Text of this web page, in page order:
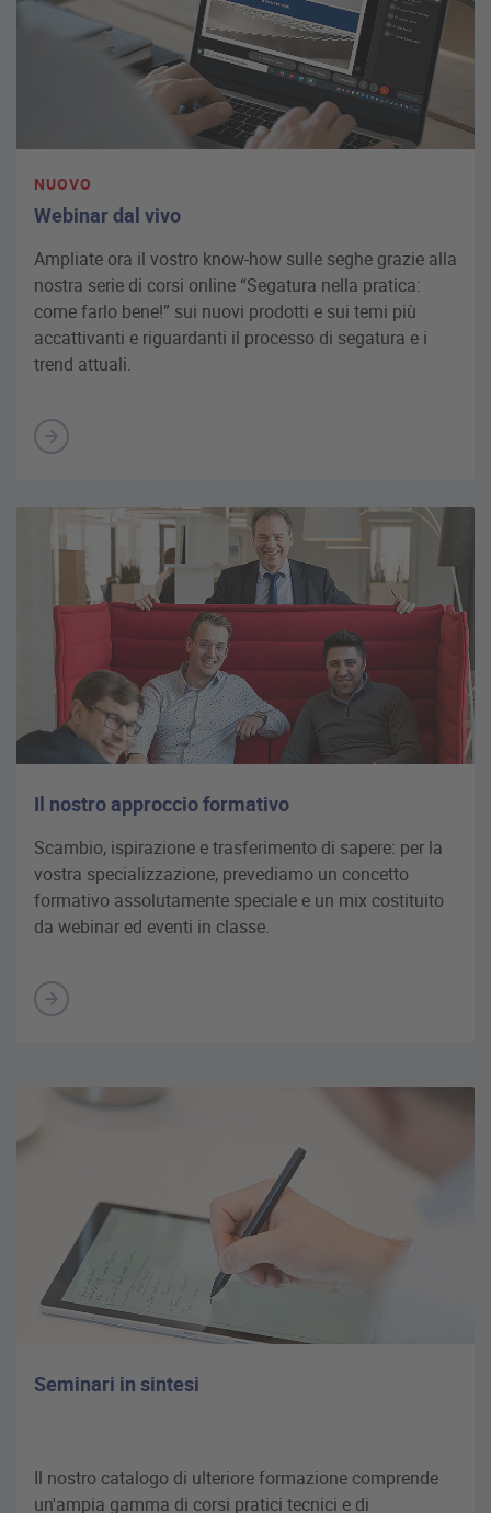
NUOVO
Webinar dal vivo
Ampliate ora il vostro know-how sulle seghe grazie alla
nostra serie di corsi online “Segatura nella pratica:
come farlo bene!” sui nuovi prodotti e sui temi più
accattivanti e riguardanti il processo di segatura e i
trend attuali.
Il nostro approccio formativo
Scambio, ispirazione e trasferimento di sapere: per la
vostra specializzazione, prevediamo un concetto
formativo assolutamente speciale e un mix costituito
da webinar ed eventi in classe.
Seminari in sintesi
Il nostro catalogo di ulteriore formazione comprende
un'ampia gamma di corsi pratici tecnici e di